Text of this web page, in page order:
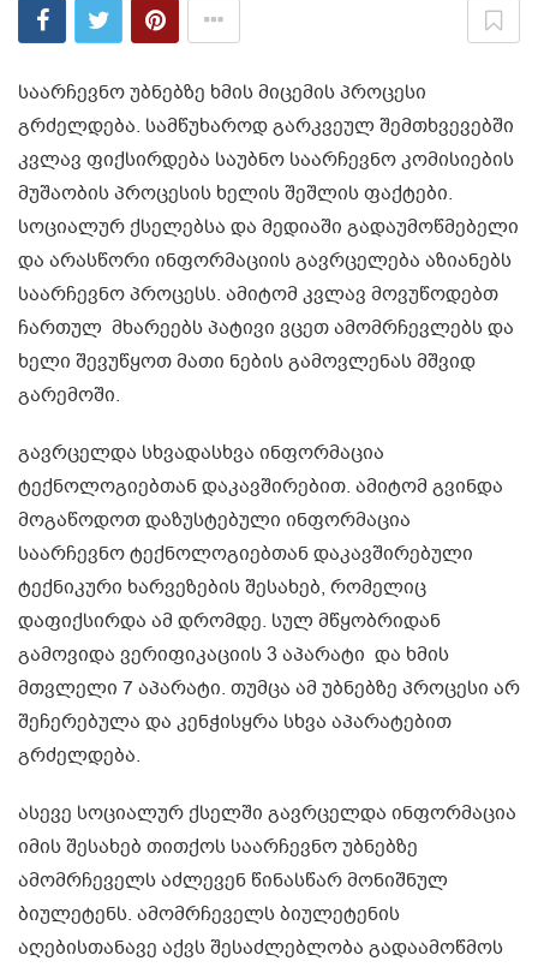
საარჩევნო უბნებზე ხმის მიცემის პროცესი
გრძელდება. სამწუხაროდ გარკვეულ შემთხვევებში
კვლავ ფიქსირდება საუბნო საარჩევნო კომისიების
მუშაობის პროცესის ხელის შეშლის ფაქტები.
სოციალურ ქსელებსა და მედიაში გადაუმოწმებელი
და არასწორი ინფორმაციის გავრცელება აზიანებს
საარჩევნო პროცესს. ამიტომ კვლავ მოვუწოდებთ
ჩართულ მხარეებს პატივი ვცეთ ამომრჩევლებს და
ხელი შევუწყოთ მათი ნების გამოვლენას მშვიდ
გარემოში.
გავრცელდა სხვადასხვა ინფორმაცია
ტექნოლოგიებთან დაკავშირებით. ამიტომ გვინდა
მოგაწოდოთ დაზუსტებული ინფორმაცია
საარჩევნო ტექნოლოგიებთან დაკავშირებული
ტექნიკური ხარვეზების შესახებ, რომელიც
დაფიქსირდა ამ დრომდე. სულ მწყობრიდან
გამოვიდა ვერიფიკაციის 3 აპარატი და ხმის
მთვლელი 7 აპარატი. თუმცა ამ უბნებზე პროცესი არ
შეჩერებულა და კენჭისყრა სხვა აპარატებით
გრძელდება.
ასევე სოციალურ ქსელში გავრცელდა ინფორმაცია
იმის შესახებ თითქოს საარჩევნო უბნებზე
ამომრჩეველს აძლევენ წინასწარ მონიშნულ
ბიულეტენს. ამომრჩეველს ბიულეტენის
აღებისთანავე აქვს შესაძლებლობა გადაამოწმოს